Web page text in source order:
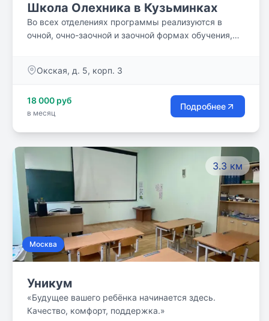
Школа Олехника в Кузьминках
Во всех отделениях программы реализуются в
очной, очно-заочной и заочной формах обучения,
по индивидуальному учебному плану или без
аттестацию (семейная форма обучения) и получить
итоговые оценки за выбранный класс.
Окская, д. 5, корп. 3
18 000 руб
в месяц
Подробнее
3.3 км
Москва
Уникум
«Будущее вашего ребёнка начинается здесь.
Качество, комфорт, поддержка.»